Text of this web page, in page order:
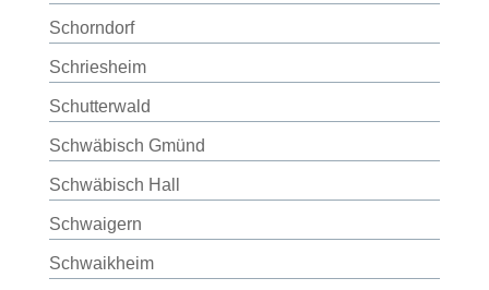
Schorndorf
Schriesheim
Schutterwald
Schwäbisch Gmünd
Schwäbisch Hall
Schwaigern
Schwaikheim